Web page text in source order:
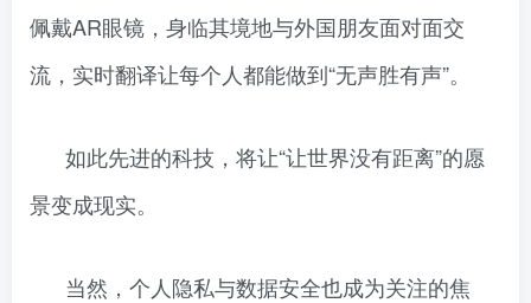
佩戴AR眼镜，身临其境地与外国朋友面对面交
流，实时翻译让每个人都能做到“无声胜有声”。
如此先进的科技，将让“让世界没有距离”的愿
景变成现实。
当然，个人隐私与数据安全也成为关注的焦